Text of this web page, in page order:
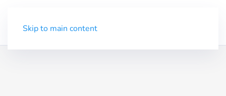
Skip to main content